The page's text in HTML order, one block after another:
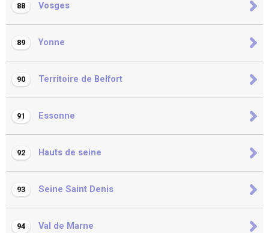
88 Vosges
89 Yonne
90 Territoire de Belfort
91 Essonne
92 Hauts de seine
93 Seine Saint Denis
94 Val de Marne